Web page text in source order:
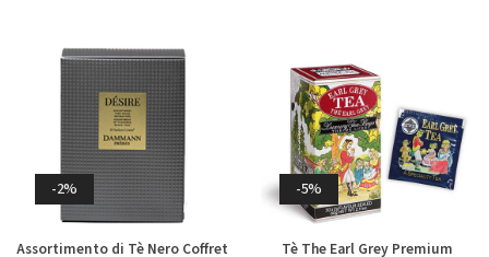
-5%
Tavoletta di Cioccolato al
Latte, Crumble Granella di
Fragole e Mandorle Majani 115
Gr
5,70 € 5,40 €
Vino Cotto e Visciole Il Lorese
375 Ml
12,80 € 12,50 €
-2%
Assortimento di Tè Nero Coffret
-5%
Tè The Earl Grey Premium